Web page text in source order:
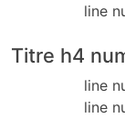
line
Titre h4
line
line